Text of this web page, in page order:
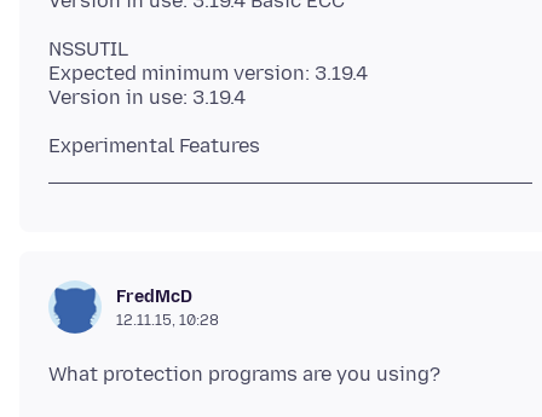
NSSUTIL
Expected minimum version: 3.19.4
FredMcD
12.11.15, 10:28